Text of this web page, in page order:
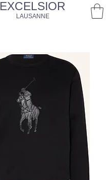
EXCELSIOR
LAUSANNE